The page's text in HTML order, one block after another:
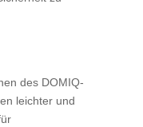
des DOMIQ-
leichter und